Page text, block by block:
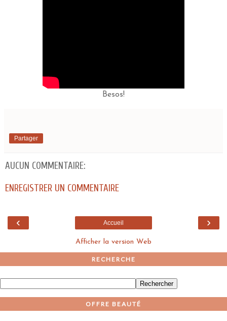
Besos!
Partager
AUCUN COMMENTAIRE:
ENREGISTRER UN COMMENTAIRE
‹ ›
Accueil
Afficher la version Web
RECHERCHE
OFFRE BEAUTÉ